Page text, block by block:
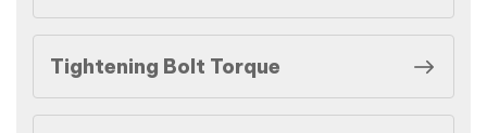
Tightening Bolt Torque